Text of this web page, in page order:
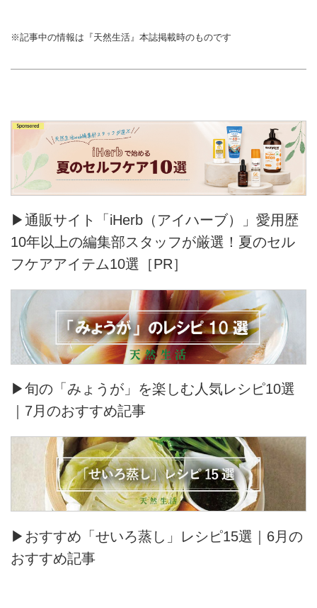
※記事中の情報は『天然生活』本誌掲載時のものです
▶通販サイト「iHerb（アイハーブ）」愛用歴
10年以上の編集部スタッフが厳選！夏のセル
フケアアイテム10選［PR］
▶旬の「みょうが」を楽しむ人気レシピ10選
｜7月のおすすめ記事
▶おすすめ「せいろ蒸し」レシピ15選｜6月の
おすすめ記事